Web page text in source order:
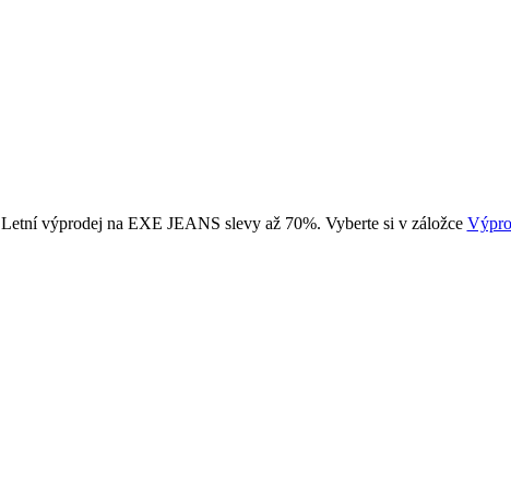
Letní výprodej na EXE JEANS slevy až 70%. Vyberte si v záložce